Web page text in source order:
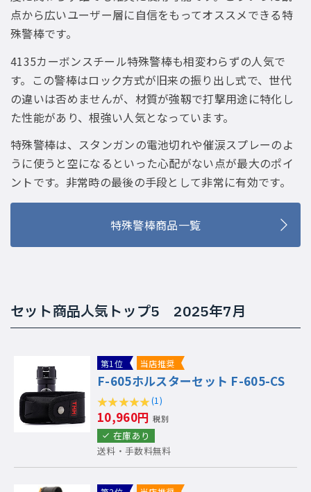
点から広いユーザー層に自信をもってオススメできる特
殊警棒です。
4135カーボンスチール特殊警棒も相変わらずの人気で
す。この警棒はロック方式が旧来の振り出し式で、世代
の違いは否めませんが、材質が強靱で打撃用途に特化し
た性能があり、根強い人気となっています。
特殊警棒は、スタンガンの電池切れや催涙スプレーのよ
うに使うと空になるといった心配がない点が最大のポイ
ントです。非常時の最後の手段として非常に有効です。
特殊警棒商品一覧
セット商品人気トップ5 2025年7月
第1位 当店推奨
F-605ホルスターセット F-605-CS
(1)
10,960円 税別
在庫あり
送料・手数料無料